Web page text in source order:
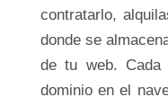
contratarlo,
donde se
de tu web.
dominio en el